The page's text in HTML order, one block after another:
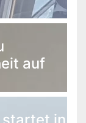
auf